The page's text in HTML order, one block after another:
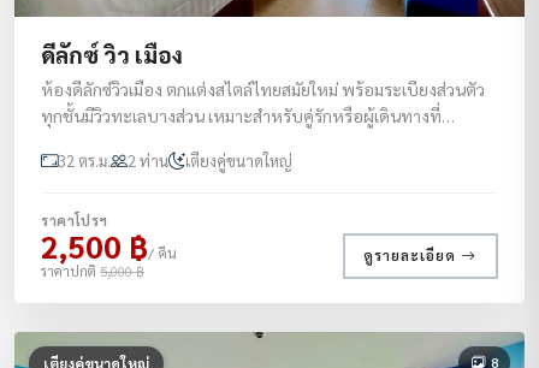
ดีลักซ์ วิว เมือง
ห้องดีลักซ์วิวเมือง ตกแต่งสไตล์ไทยสมัยใหม่ พร้อมระเบียงส่วนตัว
ทุกชั้นมีวิวทะเลบางส่วน เหมาะสำหรับคู่รักหรือผู้เดินทางที่
เข้าพักที่ทรายสวรรค์
32 ตร.ม. 2 ท่าน เตียงคู่ขนาดใหญ่
ราคาโปรฯ
2,500 ฿/ คืน
ราคาปกติ5,000 ฿
ดูรายละเอียด
เตียงคู่ขนาดใหญ่ 8